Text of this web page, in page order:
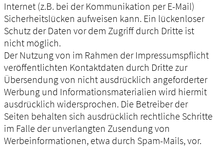
Internet (z.B. bei der Kommunikation per E-Mail)
Sicherheitslücken aufweisen kann. Ein lückenloser
Schutz der Daten vor dem Zugriff durch Dritte ist
nicht möglich.
Der Nutzung von im Rahmen der Impressumspflicht
veröffentlichten Kontaktdaten durch Dritte zur
Übersendung von nicht ausdrücklich angeforderter
Werbung und Informationsmaterialien wird hiermit
ausdrücklich widersprochen. Die Betreiber der
Seiten behalten sich ausdrücklich rechtliche Schritte
im Falle der unverlangten Zusendung von
Werbeinformationen, etwa durch Spam-Mails, vor.